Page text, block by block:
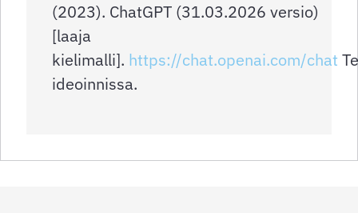
(2023). ChatGPT (31.03.2026 versio)
[laaja
kielimalli]. https://chat.openai.com/chat
ideoinnissa.